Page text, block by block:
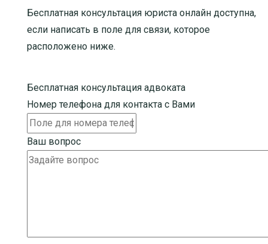
Бесплатная консультация юриста онлайн доступна,
если написать в поле для связи, которое
расположено ниже.
Бесплатная консультация адвоката
Номер телефона для контакта с Вами
Ваш вопрос